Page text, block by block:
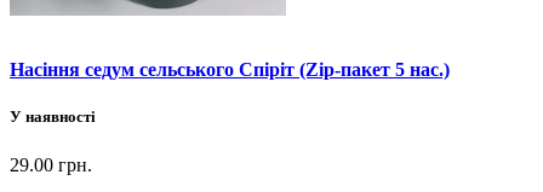
Насіння седум сельського Спіріт (Zip-пакет 5 нас.)
У наявності
29.00 грн.